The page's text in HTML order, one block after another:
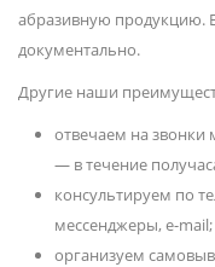
абразивную продукцию.
документально.
Другие наши
отвечаем на звонки
— в течение
консультируем по
мессенджеры, e-mail;
организуем